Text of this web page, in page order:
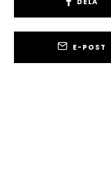
E-POST